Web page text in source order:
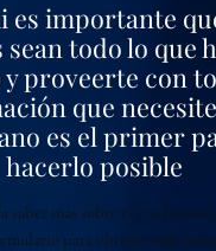
es importante
sean todo lo que
y proveerte con
que
es el primer
hacerlo posible
saber más sobre ti y tu
para obtener más